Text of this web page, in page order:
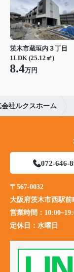
茨木市蔵垣内３丁目
1LDK (25.12㎡)
8.4万円
社ルクスホーム
072-646-
〒567-0032
大阪府茨木市西駅
営業時間：
定休日： 水曜日